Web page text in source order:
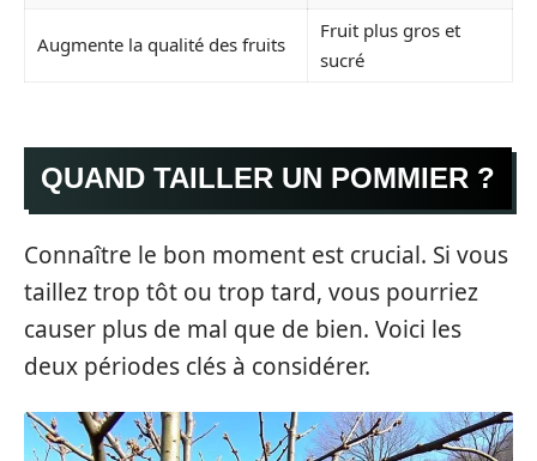
Augmente la qualité des fruits
Fruit plus gros et
sucré
QUAND TAILLER UN POMMIER ?
Connaître le bon moment est crucial. Si vous
taillez trop tôt ou trop tard, vous pourriez
causer plus de mal que de bien. Voici les
deux périodes clés à considérer.